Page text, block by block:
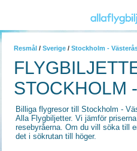
Resmål / Sverige / Stockholm -
STOCKHOLM
Billiga flygresor till Stockholm -
Alla Flygbiljetter. Vi jämför
resebyråerna. Om du vill söka till
det i sökrutan till höger.